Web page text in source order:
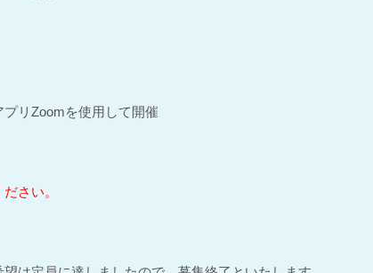
リZoomを使用して開催
さい。